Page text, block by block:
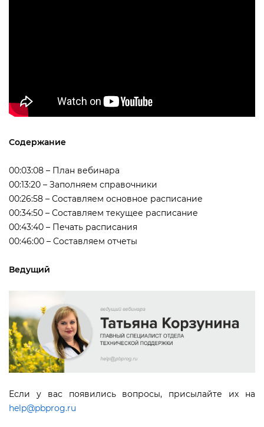
Содержание
00:03:08 – План вебинара
00:13:20 – Заполняем справочники
00:26:58 – Составляем основное расписание
00:34:50 – Составляем текущее расписание
00:43:40 – Печать расписания
00:46:00 – Составляем отчеты
едущий
Если у вас появились вопросы, присылайте их на
help@pbprog.ru